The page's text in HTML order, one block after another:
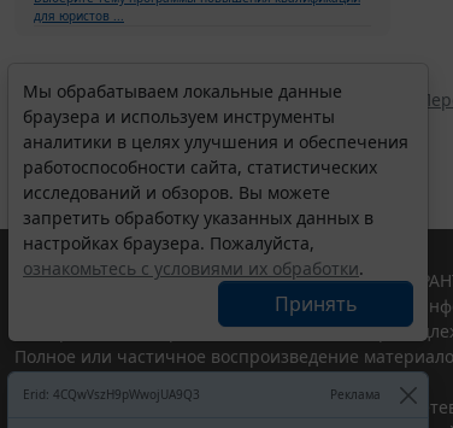
для юристов ...
Мы обрабатываем локальные данные
браузера и используем инструменты
аналитики в целях улучшения и обеспечения
работоспособности сайта, статистических
исследований и обзоров. Вы можете
запретить обработку указанных данных в
настройках браузера. Пожалуйста,
ознакомьтесь с условиями их обработки.
Принять
Erid: 4CQwVszH9pWwojUA9Q3 Реклама
© ООО "НПП "ГАРАНТ-СЕРВИС", 2026. Система
участниками Российской ассоциации правовой
Все права на материалы сайта ГАРАНТ.РУ
Полное или частичное воспроизведение
Портал ГАРАНТ.РУ зарегистрирован в качестве